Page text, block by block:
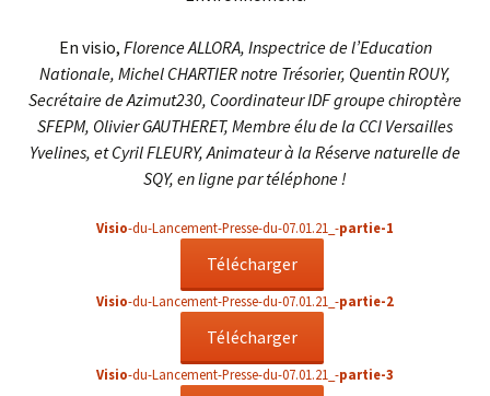
En visio, Florence ALLORA, Inspectrice de l’Education
Nationale, Michel CHARTIER notre Trésorier, Quentin ROUY,
Secrétaire de Azimut230, Coordinateur IDF groupe chiroptère
SFEPM, Olivier GAUTHERET, Membre élu de la CCI Versailles
Yvelines, et Cyril FLEURY, Animateur à la Réserve naturelle de
SQY, en ligne par téléphone !
Visio-du-Lancement-Presse-du-07.01.21_-partie-1
Télécharger
Visio-du-Lancement-Presse-du-07.01.21_-partie-2
Télécharger
Visio-du-Lancement-Presse-du-07.01.21_-partie-3